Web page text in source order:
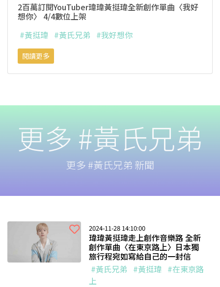
2百萬訂閱YouTuber瑋瑋黃挺瑋全新創作單曲〈我好
想你〉 4/4數位上架
#黃挺瑋 #黃氏兄弟 #我好想你
閱讀更多
更多 #黃氏兄弟
更多 #黃氏兄弟 新聞
2024-11-28 14:10:00
瑋瑋黃挺瑋走上創作音樂路 全新
創作單曲〈在東京路上〉日本獨
旅行程宛如寫給自己的一封信
#黃氏兄弟 #黃挺瑋 #在東京路
上